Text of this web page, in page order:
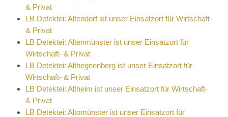
& Privat
LB Detektei: Altendorf ist unser Einsatzort für Wirtschaft-
& Privat
LB Detektei: Altenmünster ist unser Einsatzort für
Wirtschaft- & Privat
LB Detektei: Althegnenberg ist unser Einsatzort für
Wirtschaft- & Privat
LB Detektei: Altheim ist unser Einsatzort für Wirtschaft-
& Privat
LB Detektei: Altomünster ist unser Einsatzort für